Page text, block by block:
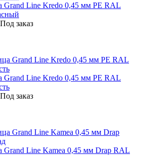
Grand Line Kredo 0,45 мм PE RAL
Под заказ
Grand Line Kredo 0,45 мм PE RAL
Под заказ
Grand Line Kamea 0,45 мм Drap RAL